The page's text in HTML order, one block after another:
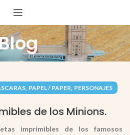
, PAPEL / PAPER, PERSONAJES
de los Minions.
imprimibles de los famosos